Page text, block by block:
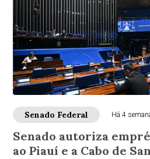
Senado Federal Há 4
Senado autoriza
ao Piauí e a Cabo de